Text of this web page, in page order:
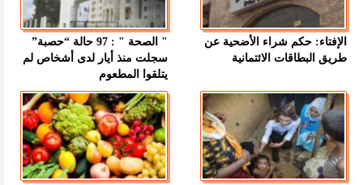
الإفتاء: حكم شراء الأضحية عن
طريق البطاقات الائتمانية
" الصحة " : 97 حالة “حصبة”
سجلت منذ أيار لدى أشخاص لم
يتلقوا المطعوم